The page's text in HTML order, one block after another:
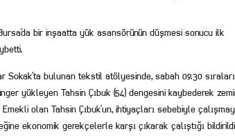
bir inşaatta yük asansörünün düşmesi sonucu ilk
Sokak’ta bulunan tekstil atölyesinde, sabah 09.30
yükleyen Tahsin Çıbuk (54) dengesini kaybederek
olan Tahsin Çıbuk’un, ihtiyaçları sebebiyle
ekonomik gerekçelerle karşı çıkarak çalıştığı